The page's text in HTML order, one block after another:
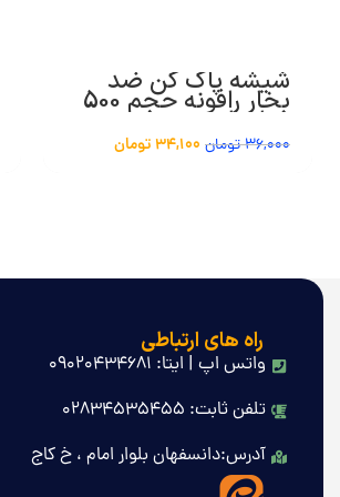
شیشه پاک کن ضد
بخار رافونه حجم 500
میلی لیتر
36,000تومان 34,100تومان
راه های ارتباطی
واتس اپ | ایتا: 09020434681
تلفن ثابت: 02834535455
آدرس:دانسفهان بلوار امام ، خ کاج